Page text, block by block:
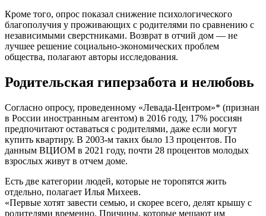
Кроме того, опрос показал снижение психологического
благополучия у проживающих с родителями по сравнению с
независимыми сверстниками. Возврат в отчий дом — не
лучшее решение социально-экономических проблем
общества, полагают авторы исследования.
Родительская гиперзабота и нелюбовь
Согласно опросу, проведенному «Левада-Центром»* (признан
в России иностранным агентом) в 2016 году, 17% россиян
предпочитают оставаться с родителями, даже если могут
купить квартиру. В 2003-м таких было 13 процентов. По
данным ВЦИОМ в 2021 году, почти 28 процентов молодых
взрослых живут в отчем доме.
Есть две категории людей, которые не торопятся жить
отдельно, полагает Илья Михеев.
«Первые хотят завести семью, и скорее всего, делят крышу с
родителями временно. Причины, которые мешают им